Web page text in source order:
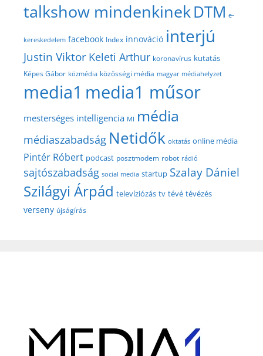
talkshow mindenkinekDTM e-
kereskedelem facebook Index innováció interjú
Justin Viktor Keleti Arthur koronavírus kutatás
Képes Gábor közmédia közösségi média magyar médiahelyzet
media1 media1 műsor
mesterséges intelligencia MI média
médiaszabadság Netidők oktatás online média
Pintér Róbert podcast posztmodem robot rádió
sajtószabadság social media startup Szalay Dániel
Szilágyi Árpád televíziózás tv tévé tévézés
verseny újságírás